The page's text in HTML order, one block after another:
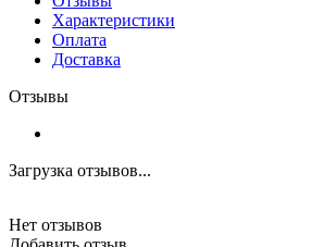
Характеристики
Оплата
Доставка
Отзывы
Загрузка отзывов...
Нет отзывов